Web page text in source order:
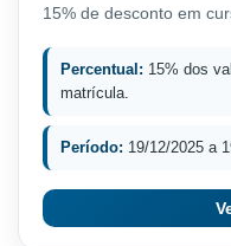
15% de desconto em
Percentual: 15% dos
matrícula.
Período: 19/12/2025 a